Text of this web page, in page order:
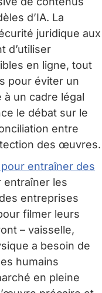
d’IA. La
juridique aux
d’utiliser
en ligne, tout
pour éviter un
un cadre légal
le débat sur le
entre
des œuvres.
entraîner des
entraîner les
entreprises
filmer leurs
– vaisselle,
a besoin de
humains
en pleine